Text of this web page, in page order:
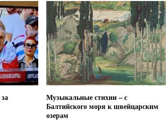
Музыкальные стихии – с
Балтийского моря к швейцарским
озерам